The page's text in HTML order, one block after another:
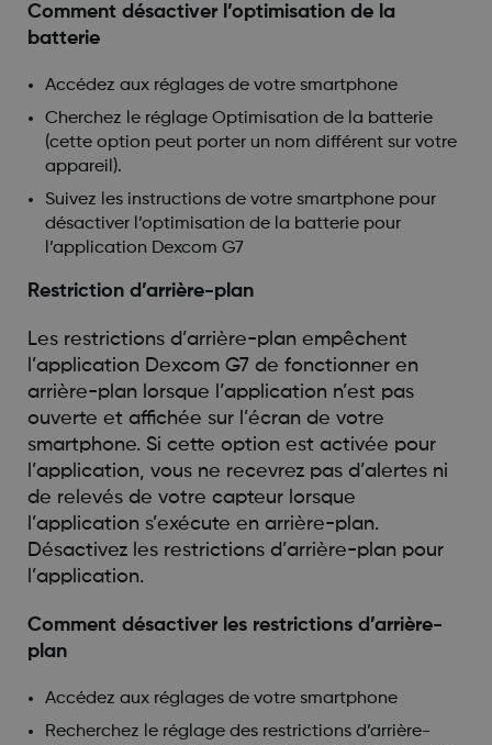
Comment désactiver l’optimisation de la
batterie
Accédez aux réglages de votre smartphone
Cherchez le réglage Optimisation de la batterie
(cette option peut porter un nom différent sur votre
appareil).
Suivez les instructions de votre smartphone pour
désactiver l’optimisation de la batterie pour
l’application Dexcom G7
Restriction d’arrière-plan
Les restrictions d’arrière-plan empêchent
l’application Dexcom G7 de fonctionner en
arrière-plan lorsque l’application n’est pas
ouverte et affichée sur l’écran de votre
smartphone. Si cette option est activée pour
l’application, vous ne recevrez pas d’alertes ni
de relevés de votre capteur lorsque
l’application s’exécute en arrière-plan.
Désactivez les restrictions d’arrière-plan pour
l’application.
Comment désactiver les restrictions d’arrière-
plan
Accédez aux réglages de votre smartphone
Recherchez le réglage des restrictions d’arrière-